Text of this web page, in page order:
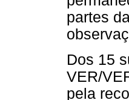
partes
Dos 15
VER/
pela